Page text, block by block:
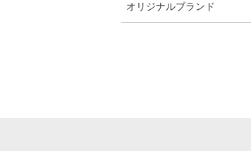
オリジナルブランド